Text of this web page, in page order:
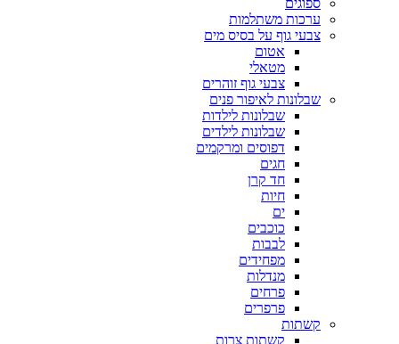
ספוגים
ערכות משתלמות
צבעי גוף על בסיס מים
אטום
מטאלי
צבעי גוף זוהרים
שבלונות לאיפור פנים
שבלונות לילדות
שבלונות לילדים
דפוסים ומרקמים
חגים
חד קרן
חיות
ים
כוכבים
לבבות
מפחידים
מנדלות
פרחים
פרפרים
קשתות
קשתות צרות